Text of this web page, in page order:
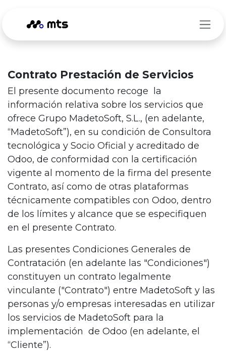
Contrato Prestación de Servicios
El presente documento recoge la
información relativa sobre los servicios que
ofrece Grupo MadetoSoft, S.L., (en adelante,
“MadetoSoft”), en su condición de Consultora
tecnológica y Socio Oficial y acreditado de
Odoo, de conformidad con la certificación
vigente al momento de la firma del presente
Contrato, así como de otras plataformas
técnicamente compatibles con Odoo, dentro
de los límites y alcance que se especifiquen
en el presente Contrato.
Las presentes Condiciones Generales de
Contratación (en adelante las "Condiciones")
constituyen un contrato legalmente
vinculante ("Contrato") entre MadetoSoft y las
personas y/o empresas interesadas en utilizar
los servicios de MadetoSoft para la
implementación de Odoo (en adelante, el
“Cliente”).